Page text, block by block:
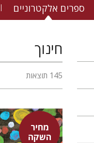
ספרים אלקטרוניים
חינוך
145 תוצאות
מחיר
השקה